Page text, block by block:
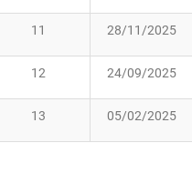
11 28/11/2025
12 24/09/2025
13 05/02/2025